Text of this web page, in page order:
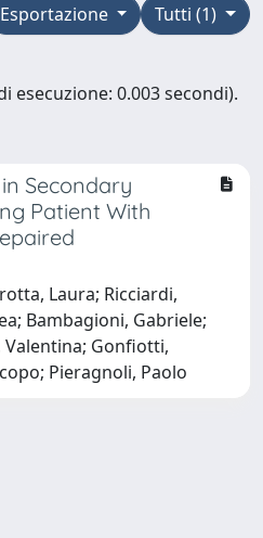
Tutti (1)
Esportazione
esecuzione: 0.003 secondi).
Secondary
Patient With
Laura; Ricciardi,
Bambagioni, Gabriele;
Valentina; Gonfiotti,
Pieragnoli, Paolo